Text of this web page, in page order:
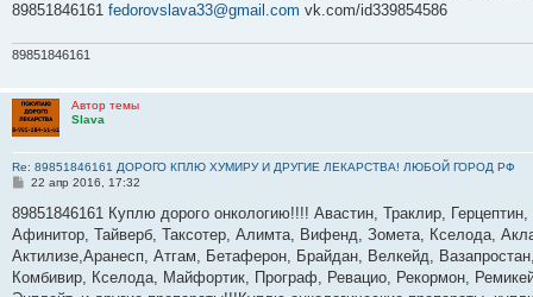
89851846161 fedorovslava33@gmail.com vk.com/id339854586
89851846161
Автор темы
Slava
Re: 89851846161 ДОРОГО КПЛЮ ХУМИРУ И ДРУГИЕ ЛЕКАРСТВА! ЛЮБОЙ ГОРОД РФ
С
о
щ
е
и
22 апр 2016, 17:32
89851846161 Куплю дорого онкологию!!!! Авастин, Траклир,
Афинитор, Тайверб, Таксотер, Алимта, Вифенд, Зомета, Кселода,
Актилизе,Аранесп, Атгам, Бетаферон, Брайдан, Велкейд,
Комбивир, Кселода, Майфортик, Програф, Ревацио, Рекормон,